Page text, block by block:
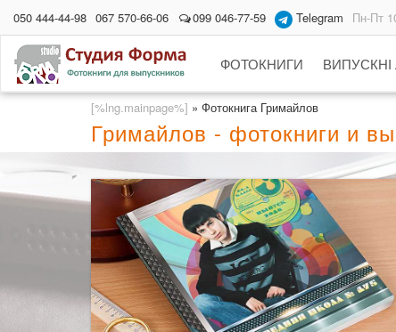
050 444-44-98 067 570-66-06 099 046-77-59 Telegram Пн-Пт
ФОТОКНИГИ
[%lng.mainpage%] » Фотокнига Гримайлов
Гримайлов - фотокниги и